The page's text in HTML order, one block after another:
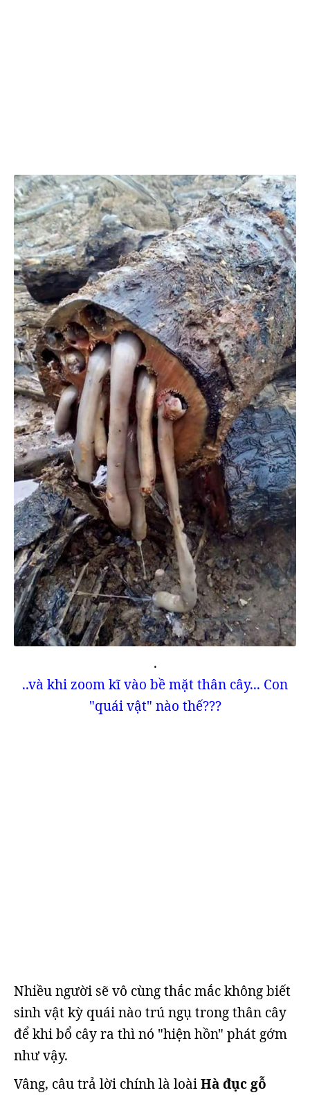
.
..và khi zoom kĩ vào bề mặt thân cây... Con
"quái vật" nào thế???
Nhiều người sẽ vô cùng thắc mắc không biết
sinh vật kỳ quái nào trú ngụ trong thân cây
để khi bổ cây ra thì nó "hiện hồn" phát gớm
như vậy.
Vâng, câu trả lời chính là loàiHà đục gỗ